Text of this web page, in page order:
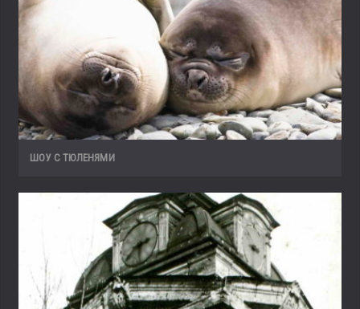
ШОУ С ТЮЛЕНЯМИ